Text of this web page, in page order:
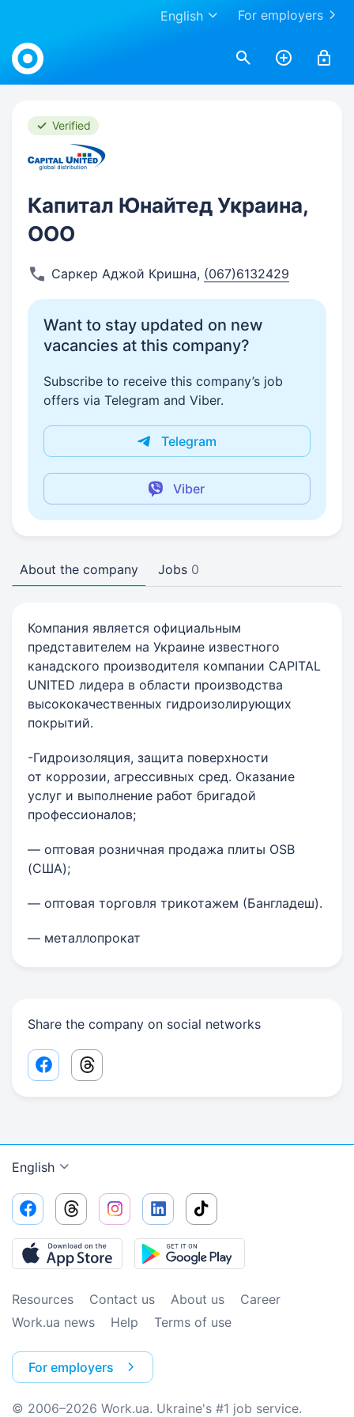
For employers
English
Work.ua
Verified
Капитал Юнайтед Украина,
ООО
Саркер Аджой Кришна, (067)6132429
Want to stay updated on new
vacancies at this company?
Subscribe to receive this company’s job
offers via Telegram and Viber.
Telegram
Viber
About the company Jobs 0
Компания является официальным
представителем на Украине известного
канадского производителя компании CAPITAL
UNITED лидера в области производства
высококачественных гидроизолирующих
покрытий.
-Гидроизоляция, защита поверхности
от коррозии, агрессивных сред. Оказание
услуг и выполнение работ бригадой
профессионалов;
— оптовая розничная продажа плиты OSB
(США);
— оптовая торговля трикотажем (Бангладеш).
— металлопрокат
Share the company on social networks
Facebook share link
Threads share link
English
Resources Contact us About us
Сareer
Work.ua news
Help Terms of use
For employers
© 2006–2026 Work.ua. Ukraine's #1 job service.